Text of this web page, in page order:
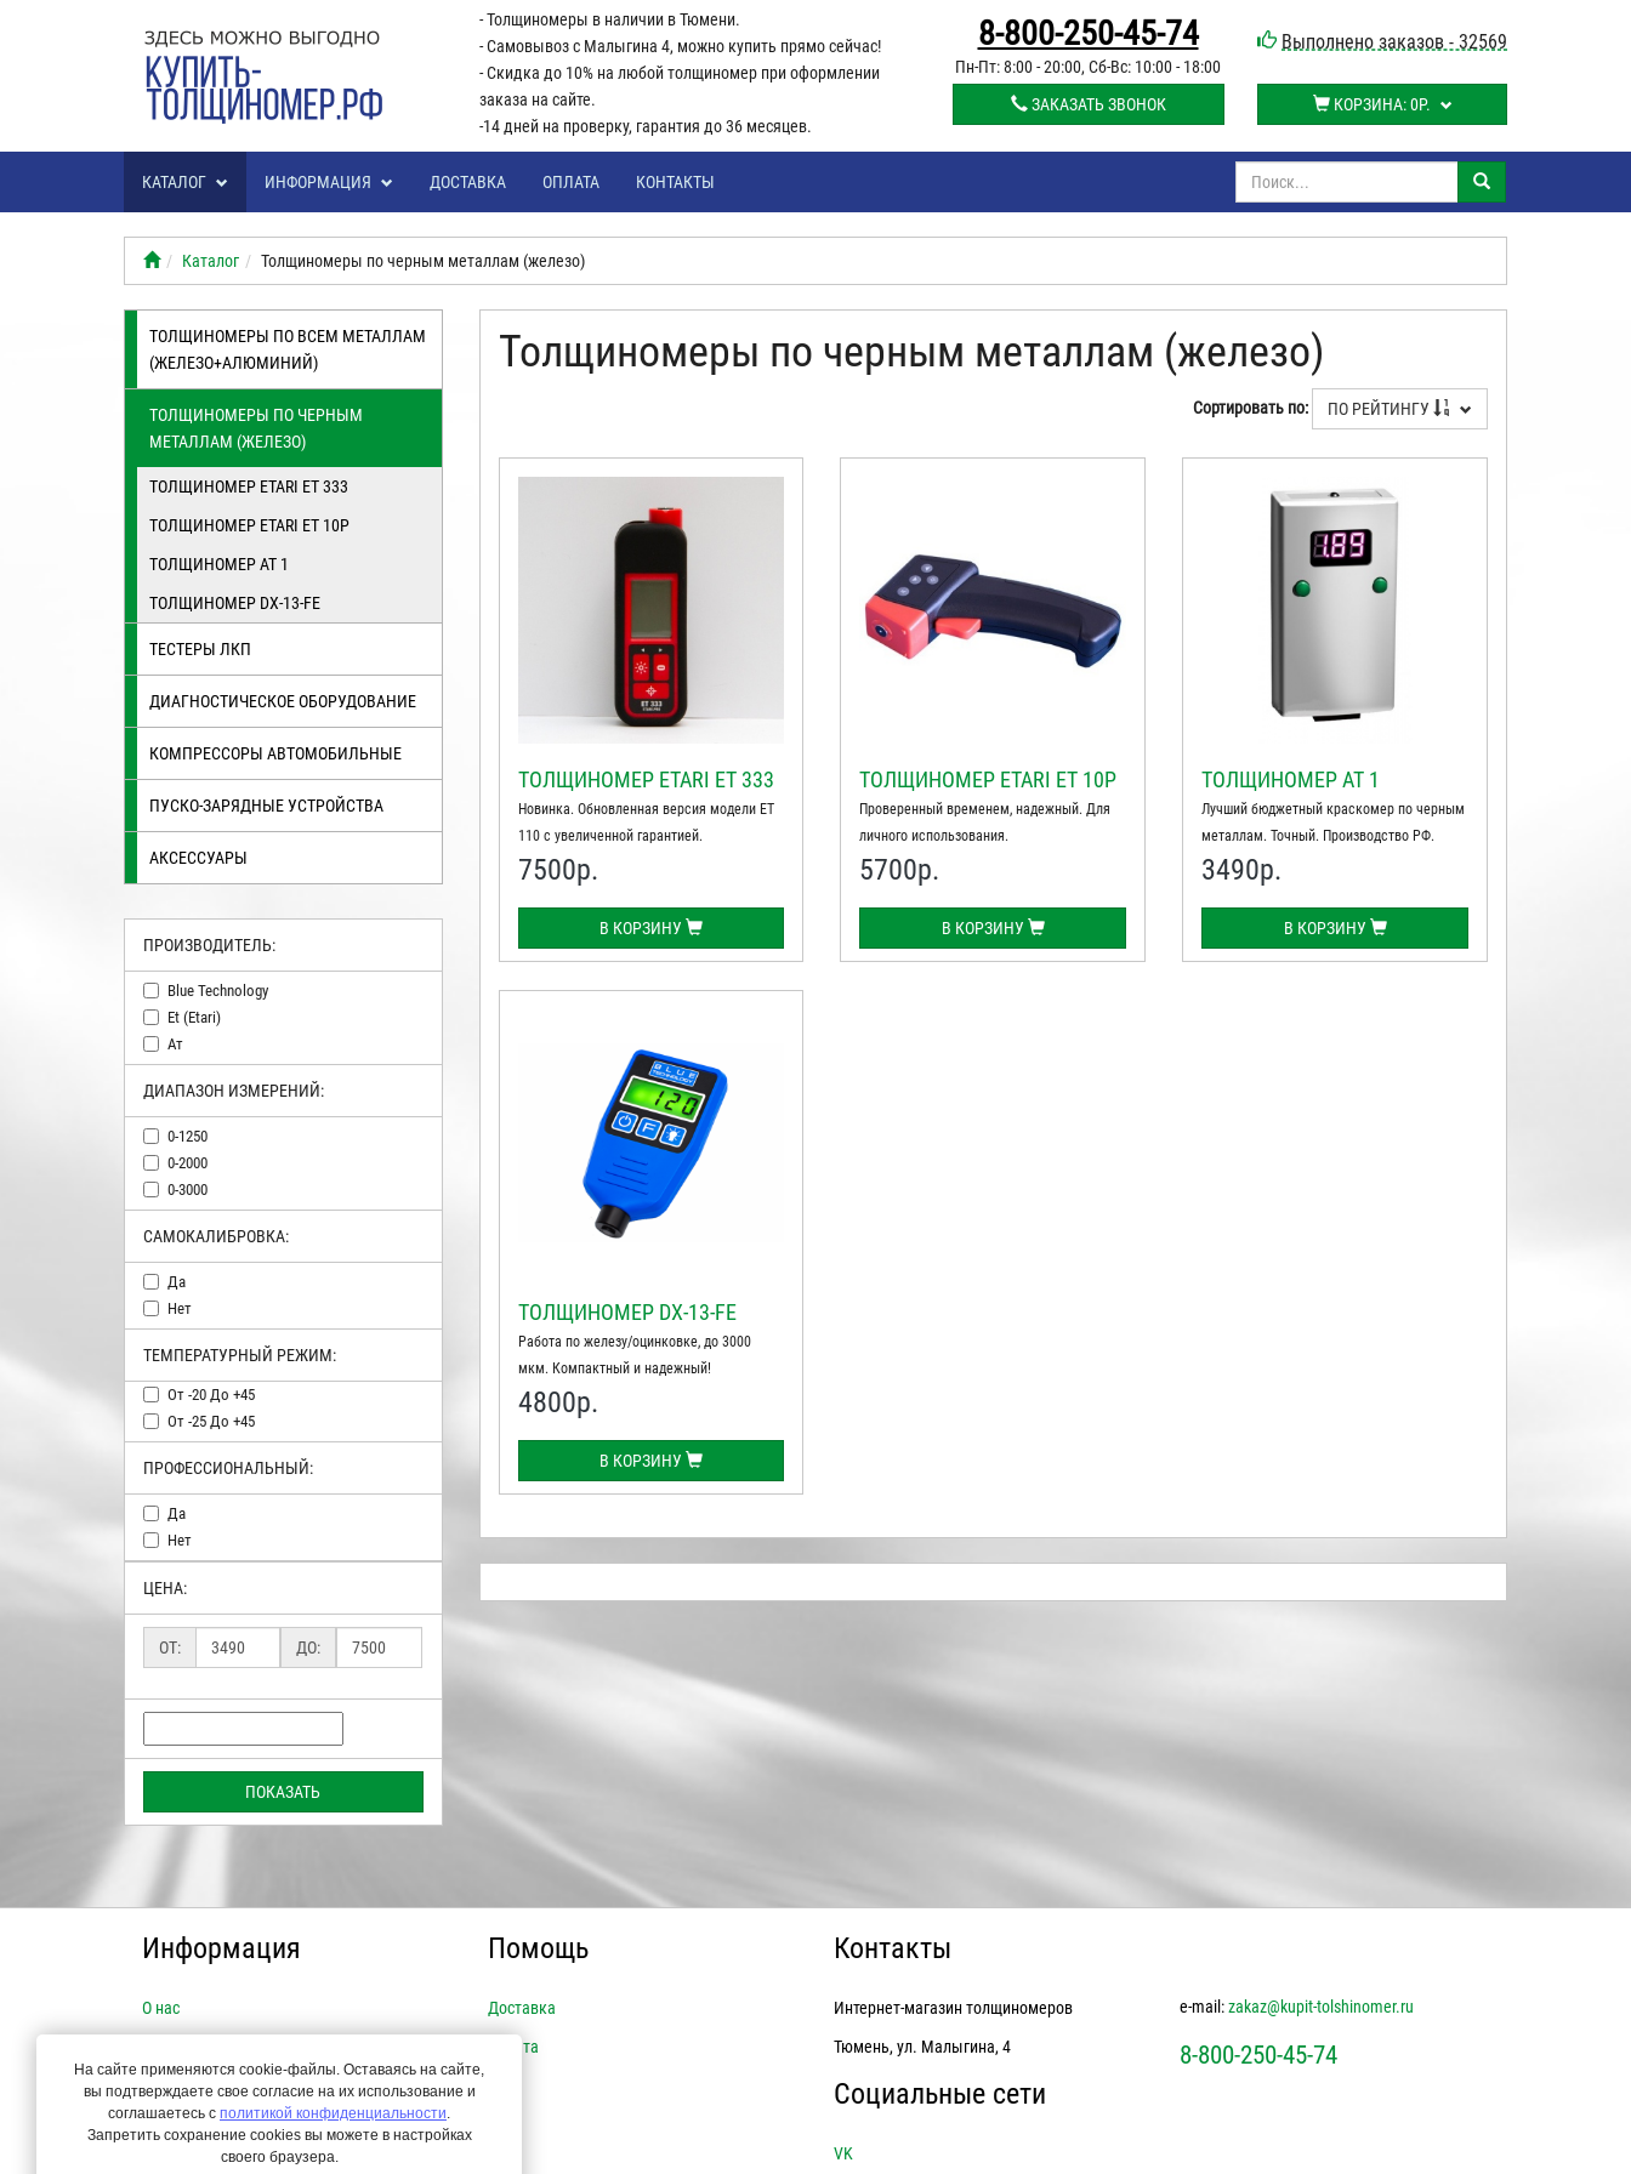
- Толщиномеры в наличии в Тюмени.
- Самовывоз с Малыгина 4, можно купить прямо сейчас!
- Скидка до 10% на любой толщиномер при оформлении
заказа на сайте.
-14 дней на проверку, гарантия до 36 месяцев.
8-800-250-45-74
Пн-Пт: 8:00 - 20:00, Сб-Вс: 10:00 - 18:00
ЗАКАЗАТЬ ЗВОНОК
Выполнено заказов - 32569
КОРЗИНА:0Р.
КАТАЛОГ ИНФОРМАЦИЯ ДОСТАВКА ОПЛАТА КОНТАКТЫ
Каталог Толщиномеры по черным металлам (железо)
ТОЛЩИНОМЕРЫ ПО ВСЕМ МЕТАЛЛАМ
(ЖЕЛЕЗО+АЛЮМИНИЙ)
ТОЛЩИНОМЕРЫ ПО ЧЕРНЫМ
МЕТАЛЛАМ (ЖЕЛЕЗО)
ТОЛЩИНОМЕР ETARI ET 333
ТОЛЩИНОМЕР ETARI ЕТ 10Р
ТОЛЩИНОМЕР АТ 1
ТОЛЩИНОМЕР DX-13-FE
ТЕСТЕРЫ ЛКП
ДИАГНОСТИЧЕСКОЕ ОБОРУДОВАНИЕ
КОМПРЕССОРЫ АВТОМОБИЛЬНЫЕ
ПУСКО-ЗАРЯДНЫЕ УСТРОЙСТВА
АКСЕССУАРЫ
ПРОИЗВОДИТЕЛЬ:
Blue Technology
Et (etari)
Ат
ДИАПАЗОН ИЗМЕРЕНИЙ:
0-1250
0-2000
0-3000
САМОКАЛИБРОВКА:
Да
Нет
ТЕМПЕРАТУРНЫЙ РЕЖИМ:
От -20 До +45
От -25 До +45
ПРОФЕССИОНАЛЬНЫЙ:
Да
Нет
ЦЕНА:
ОТ: ДО:
ПОКАЗАТЬ
Толщиномеры по черным металлам (железо)
Сортировать по: ПО РЕЙТИНГУ
ТОЛЩИНОМЕР ETARI ET 333
Новинка. Обновленная версия модели ЕТ
110 с увеличенной гарантией.
7500р.
В КОРЗИНУ
ТОЛЩИНОМЕР ETARI ЕТ 10Р
Проверенный временем, надежный. Для
личного использования.
5700р.
В КОРЗИНУ
ТОЛЩИНОМЕР АТ 1
Лучший бюджетный краскомер по черным
металлам. Точный. Производство РФ.
3490р.
В КОРЗИНУ
ТОЛЩИНОМЕР DX-13-FE
Работа по железу/оцинковке, до 3000
мкм. Компактный и надежный!
4800р.
В КОРЗИНУ
Информация
О нас
Популярные товары
Помощь
Доставка
Оплата
Контакты
Интернет-магазин толщиномеров
Тюмень, ул. Малыгина, 4
Социальные сети
VK
e-mail:zakaz@kupit-tolshinomer.ru
8-800-250-45-74
На сайте применяются cookie-файлы. Оставаясь на сайте,
вы подтверждаете свое согласие на их использование и
соглашаетесь с политикой конфиденциальности.
Запретить сохранение cookies вы можете в настройках
своего браузера.